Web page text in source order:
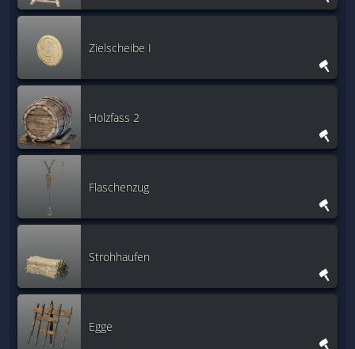
Zielscheibe I
Holzfass 2
Flaschenzug
Strohhaufen
Egge